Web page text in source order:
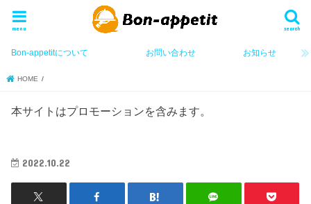
search
menu
Bon-appetitについて お問い合わせ お知らせ
HOME
本サイトはプロモーションを含みます。
2022.10.22